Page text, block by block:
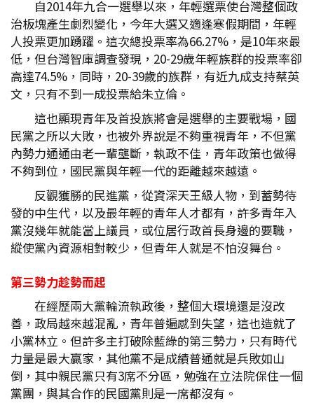
自2014年九合一選舉以來，年輕選票使台灣整個政
治板塊產生劇烈變化，今年大選又適逢寒假期間，年輕
人投票更加踴躍。這次總投票率為66.27%，是10年來最
低，但台灣智庫調查發現，20-29歲年輕族群的投票率卻
高達74.5%，同時，20-39歲的族群，有近九成支持蔡英
文，只有不到一成投票給朱立倫。
這也顯現青年及首投族將會是選舉的主要戰場，國
民黨之所以大敗，也被外界說是不夠重視青年，不但黨
內勢力通通由老一輩壟斷，執政不佳，青年政策也做得
不夠到位，國民黨與年輕一代的距離越來越遠。
反觀獲勝的民進黨，從資深天王級人物，到蓄勢待
發的中生代，以及最年輕的青年人才都有，許多青年入
黨沒幾年就能當上議員，或位居行政首長身邊的要職，
縱使黨內資源相對較少，但青年人就是不怕沒舞台。
第三勢力趁勢而起
在經歷兩大黨輪流執政後，整個大環境還是沒改
善，政局越來越混亂，青年普遍感到失望，這也造就了
小黨林立。但許多主打破除藍綠的第三勢力，只有時代
力量是最大贏家，其他黨不是成績普通就是兵敗如山
倒，其中親民黨只有3席不分區，勉強在立法院保住一個
黨團，與其合作的民國黨則是一席都沒有。